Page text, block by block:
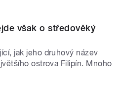
však o středověký
jak jeho druhový název
ostrova Filipín. Mnoho